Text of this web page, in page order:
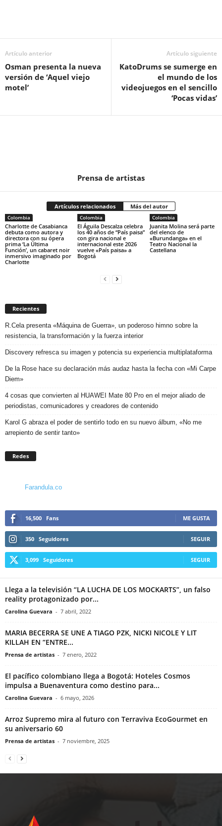
Artículo anterior
Osman presenta la nueva
versión de ‘Aquel viejo
motel’
Artículo siguiente
KatoDrums se sumerge en
el mundo de los
videojuegos en el sencillo
‘Pocas vidas’
Prensa de artistas
Artículos relacionados Más del autor
Colombia
Charlotte de Casabianca
debuta como autora y
directora con su ópera
prima ‘La Última
Función’, un cabaret noir
inmersivo imaginado por
Charlotte
Colombia
El Águila Descalza celebra
los 40 años de “País paisa”
con gira nacional e
internacional este 2026
vuelve «País paisa» a
Bogotá
Colombia
Juanita Molina será parte
del elenco de
«Burundanga» en el
Teatro Nacional la
Castellana
Recientes
R.Cela presenta «Máquina de Guerra», un poderoso himno sobre la
resistencia, la transformación y la fuerza interior
Discovery refresca su imagen y potencia su experiencia multiplataforma
De la Rose hace su declaración más audaz hasta la fecha con «Mi Carpe
Diem»
4 cosas que convierten al HUAWEI Mate 80 Pro en el mejor aliado de
periodistas, comunicadores y creadores de contenido
Karol G abraza el poder de sentirlo todo en su nuevo álbum, «No me
arrepiento de sentir tanto»
Redes
Farandula.co
16,500 Fans ME GUSTA
350 Seguidores SEGUIR
3,099 Seguidores SEGUIR
Llega a la televisión “LA LUCHA DE LOS MOCKARTS”, un falso
reality protagonizado por...
Carolina Guevara - 7 abril, 2022
MARIA BECERRA SE UNE A TIAGO PZK, NICKI NICOLE Y LIT
KILLAH EN “ENTRE...
Prensa de artistas - 7 enero, 2022
El pacífico colombiano llega a Bogotá: Hoteles Cosmos
impulsa a Buenaventura como destino para...
Carolina Guevara - 6 mayo, 2026
Arroz Supremo mira al futuro con Terraviva EcoGourmet en
su aniversario 60
Prensa de artistas - 7 noviembre, 2025